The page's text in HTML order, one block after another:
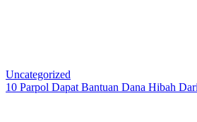
Uncategorized
10 Parpol Dapat Bantuan Dana Hibah